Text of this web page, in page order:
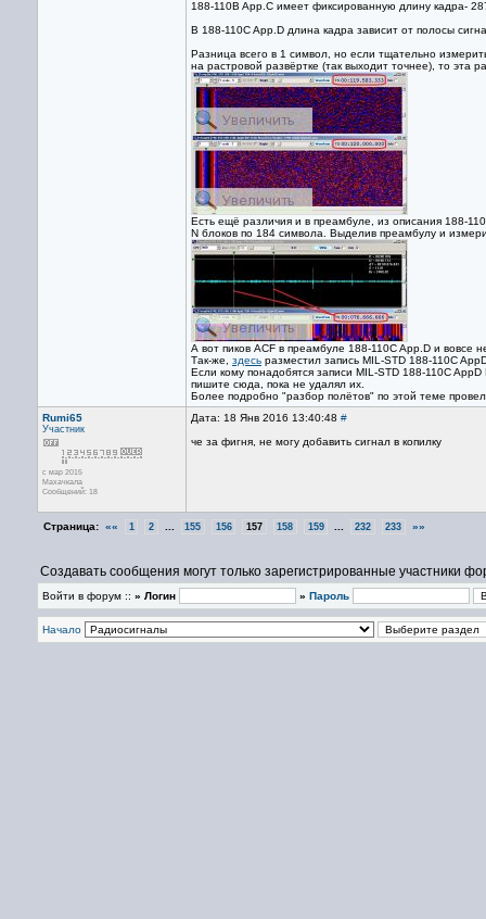
188-110B App.C имеет фиксированную длину кадра-
В 188-110C App.D длина кадра зависит от полосы
Разница всего в 1 символ, но если тщательно
на растровой развёртке (так выходит точнее), то эта
Есть ещё различия и в преамбуле, из описания 188-
N блоков по 184 символа. Выделив преамбулу и
А вот пиков ACF в преамбуле 188-110C App.D и вовсе
Так-же, здесь разместил запись MIL-STD 188-110C
Если кому понадобятся записи MIL-STD 188-110C
пишите сюда, пока не удалял их.
Более подробно "разбор полётов" по этой теме
Rumi65
Участник
с мар 2015
Махачкала
Сообщений: 18
Дата: 18 Янв 2016 13:40:48 #
че за фигня, не могу добавить сигнал в копилку
Страница: «« 1 2 155 156 157 158 159 232 233 »»
Создавать сообщения могут только зарегистрированные участники
Войти в форум :: » Логин » Пароль
Начало